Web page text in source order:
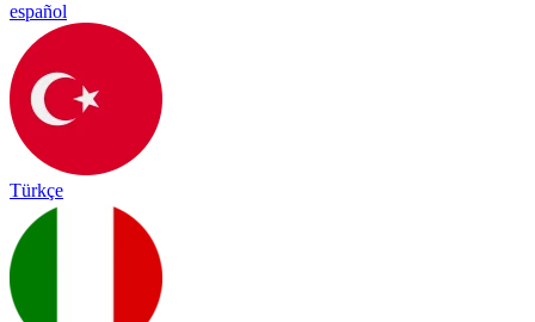
español
Türkçe